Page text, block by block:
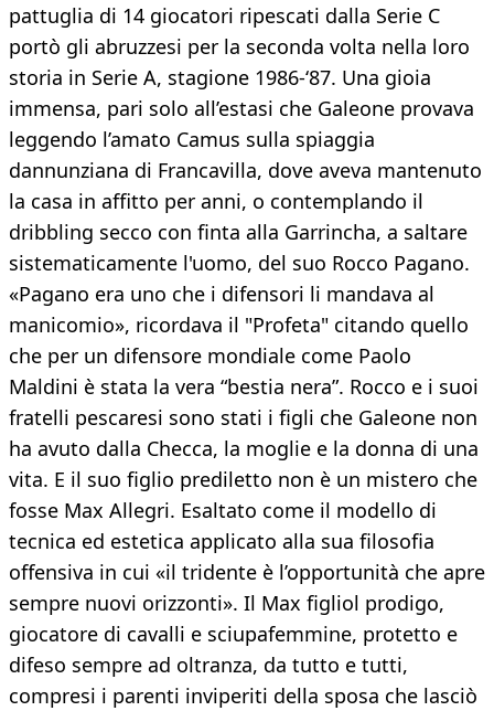
pattuglia di 14 giocatori ripescati dalla Serie C
portò gli abruzzesi per la seconda volta nella loro
storia in Serie A, stagione 1986-‘87. Una gioia
immensa, pari solo all’estasi che Galeone provava
leggendo l’amato Camus sulla spiaggia
dannunziana di Francavilla, dove aveva mantenuto
la casa in affitto per anni, o contemplando il
dribbling secco con finta alla Garrincha, a saltare
sistematicamente l'uomo, del suo Rocco Pagano.
«Pagano era uno che i difensori li mandava al
manicomio», ricordava il "Profeta" citando quello
che per un difensore mondiale come Paolo
Maldini è stata la vera “bestia nera”. Rocco e i suoi
fratelli pescaresi sono stati i figli che Galeone non
ha avuto dalla Checca, la moglie e la donna di una
vita. E il suo figlio prediletto non è un mistero che
fosse Max Allegri. Esaltato come il modello di
tecnica ed estetica applicato alla sua filosofia
offensiva in cui «il tridente è l’opportunità che apre
sempre nuovi orizzonti». Il Max figliol prodigo,
giocatore di cavalli e sciupafemmine, protetto e
difeso sempre ad oltranza, da tutto e tutti,
compresi i parenti inviperiti della sposa che lasciò